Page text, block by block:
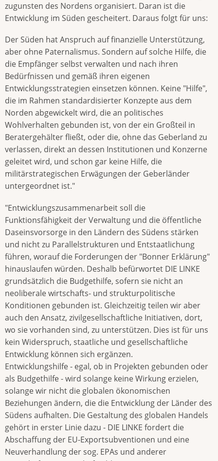
zugunsten des Nordens organisiert. Daran ist die
Entwicklung im Süden gescheitert. Daraus folgt für uns:
Der Süden hat Anspruch auf finanzielle Unterstützung,
aber ohne Paternalismus. Sondern auf solche Hilfe, die
die Empfänger selbst verwalten und nach ihren
Bedürfnissen und gemäß ihren eigenen
Entwicklungsstrategien einsetzen können. Keine "Hilfe",
die im Rahmen standardisierter Konzepte aus dem
Norden abgewickelt wird, die an politisches
Wohlverhalten gebunden ist, von der ein Großteil in
Beratergehälter fließt, oder die, ohne das Geberland zu
verlassen, direkt an dessen Institutionen und Konzerne
geleitet wird, und schon gar keine Hilfe, die
militärstrategischen Erwägungen der Geberländer
untergeordnet ist."
"Entwicklungszusammenarbeit soll die
Funktionsfähigkeit der Verwaltung und die öffentliche
Daseinsvorsorge in den Ländern des Südens stärken
und nicht zu Parallelstrukturen und Entstaatlichung
führen, worauf die Forderungen der "Bonner Erklärung"
hinauslaufen würden. Deshalb befürwortet DIE LINKE
grundsätzlich die Budgethilfe, sofern sie nicht an
neoliberale wirtschafts- und strukturpolitische
Konditionen gebunden ist. Gleichzeitig teilen wir aber
auch den Ansatz, zivilgesellschaftliche Initiativen, dort,
wo sie vorhanden sind, zu unterstützen. Dies ist für uns
kein Widerspruch, staatliche und gesellschaftliche
Entwicklung können sich ergänzen.
Entwicklungshilfe - egal, ob in Projekten gebunden oder
als Budgethilfe - wird solange keine Wirkung erzielen,
solange wir nicht die globalen ökonomischen
Beziehungen ändern, die die Entwicklung der Länder des
Südens aufhalten. Die Gestaltung des globalen Handels
gehört in erster Linie dazu - DIE LINKE fordert die
Abschaffung der EU-Exportsubventionen und eine
Neuverhandlung der sog. EPAs und anderer